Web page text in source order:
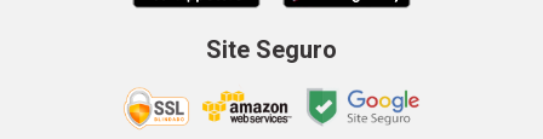
Site Seguro